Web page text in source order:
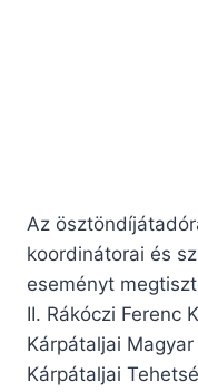
Az
koordinátorai és
eseményt
II. Rákóczi Ferenc
Kárpátaljai
Kárpátaljai